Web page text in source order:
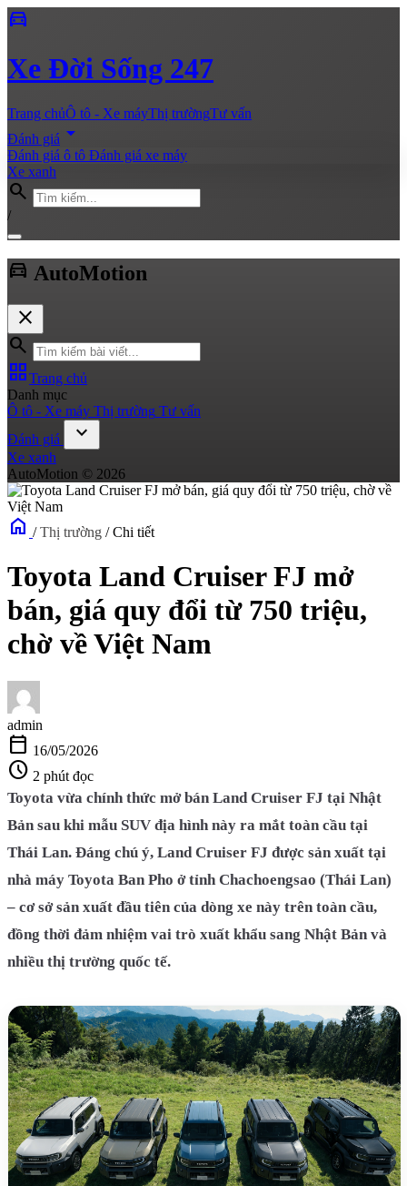
directions_car
Xe Đời Sống 247
Trang chủÔ tô - Xe máyThị trườngTư vấn
Đánh giá arrow_drop_down
Đánh giá ô tô Đánh giá xe máy
Xe xanh
search
/
directions_car AutoMotion
close
search
grid_viewTrang chủ
Danh mục
Ô tô - Xe máy Thị trường Tư vấn
Đánh giá
expand_more
Xe xanh
AutoMotion © 2026
home / Thị trường / Chi tiết
Toyota Land Cruiser FJ mở
bán, giá quy đổi từ 750 triệu,
chờ về Việt Nam
admin
calendar_today 16/05/2026
schedule 2 phút đọc
Toyota vừa chính thức mở bán Land Cruiser FJ tại Nhật
Bản sau khi mẫu SUV địa hình này ra mắt toàn cầu tại
Thái Lan. Đáng chú ý, Land Cruiser FJ được sản xuất tại
nhà máy Toyota Ban Pho ở tỉnh Chachoengsao (Thái Lan)
– cơ sở sản xuất đầu tiên của dòng xe này trên toàn cầu,
đồng thời đảm nhiệm vai trò xuất khẩu sang Nhật Bản và
nhiều thị trường quốc tế.